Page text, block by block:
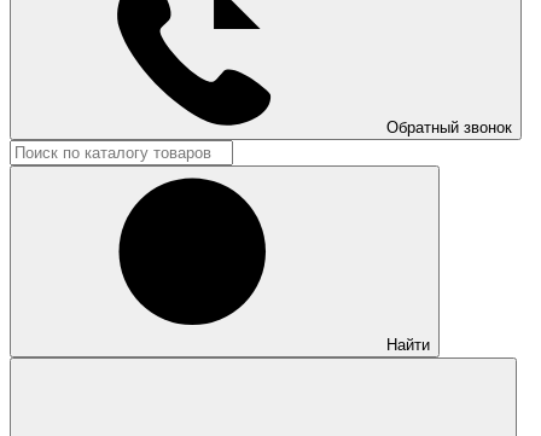
Обратный звонок
Найти